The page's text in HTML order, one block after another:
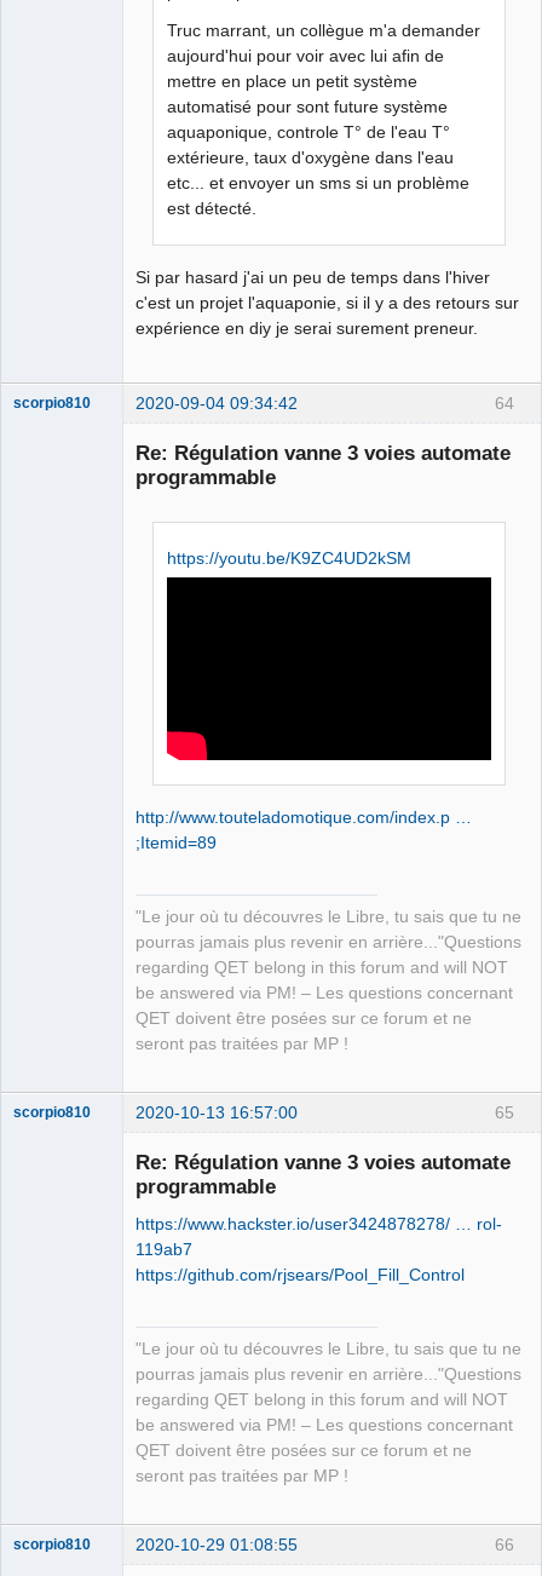
Truc marrant, un collègue m'a demander
aujourd'hui pour voir avec lui afin de
mettre en place un petit système
automatisé pour sont future système
aquaponique, controle T° de l'eau T°
extérieure, taux d'oxygène dans l'eau
etc... et envoyer un sms si un problème
est détecté.
Si par hasard j'ai un peu de temps dans l'hiver
c'est un projet l'aquaponie, si il y a des retours sur
expérience en diy je serai surement preneur.
64
scorpio810 2020-09-04 09:34:42
Re: Régulation vanne 3 voies automate
programmable
https://youtu.be/K9ZC4UD2kSM
http://www.touteladomotique.com/index.p …
;Itemid=89
"Le jour où tu découvres le Libre, tu sais que tu ne
pourras jamais plus revenir en arrière..."Questions
regarding QET belong in this forum and will NOT
be answered via PM! – Les questions concernant
QET doivent être posées sur ce forum et ne
seront pas traitées par MP !
65
scorpio810 2020-10-13 16:57:00
Re: Régulation vanne 3 voies automate
programmable
https://www.hackster.io/user3424878278/ … rol-
119ab7
https://github.com/rjsears/Pool_Fill_Control
"Le jour où tu découvres le Libre, tu sais que tu ne
pourras jamais plus revenir en arrière..."Questions
regarding QET belong in this forum and will NOT
be answered via PM! – Les questions concernant
QET doivent être posées sur ce forum et ne
seront pas traitées par MP !
66
scorpio810 2020-10-29 01:08:55